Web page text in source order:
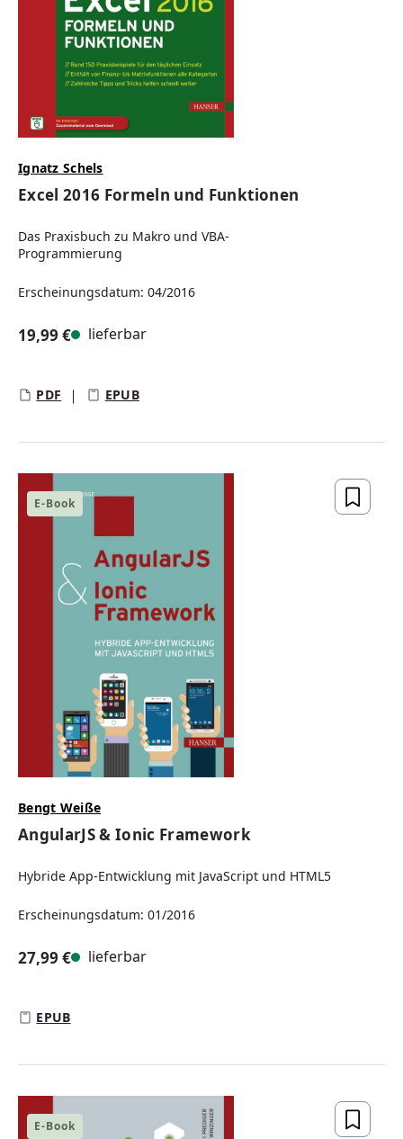
Ignatz Schels
Excel 2016 Formeln und Funktionen
Das Praxisbuch zu Makro und VBA-
Programmierung
Erscheinungsdatum: 04/2016
19,99 € lieferbar
PDF EPUB
E-Book
Bengt Weiße
AngularJS & Ionic Framework
Hybride App-Entwicklung mit JavaScript und HTML5
Erscheinungsdatum: 01/2016
27,99 € lieferbar
EPUB
E-Book